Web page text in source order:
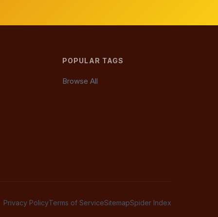
POPULAR TAGS
Browse All
Privacy PolicyTerms of ServiceSitemapSpider Index